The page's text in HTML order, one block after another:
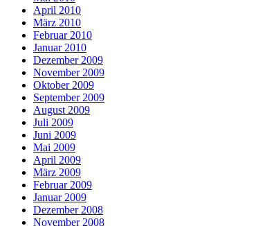
April 2010
März 2010
Februar 2010
Januar 2010
Dezember 2009
November 2009
Oktober 2009
September 2009
August 2009
Juli 2009
Juni 2009
Mai 2009
April 2009
März 2009
Februar 2009
Januar 2009
Dezember 2008
November 2008